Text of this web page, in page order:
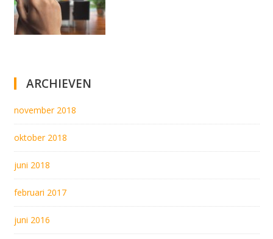
ARCHIEVEN
november 2018
oktober 2018
juni 2018
februari 2017
juni 2016